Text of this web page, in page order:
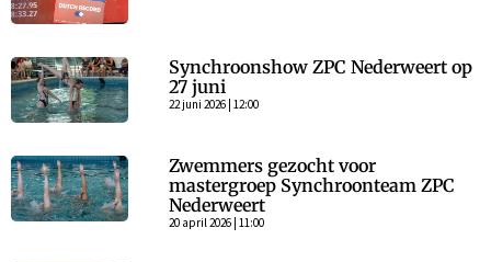
Synchroonshow ZPC Nederweert op
27 juni
22 juni 2026 | 12:00
Zwemmers gezocht voor
mastergroep Synchroonteam ZPC
Nederweert
20 april 2026 | 11:00